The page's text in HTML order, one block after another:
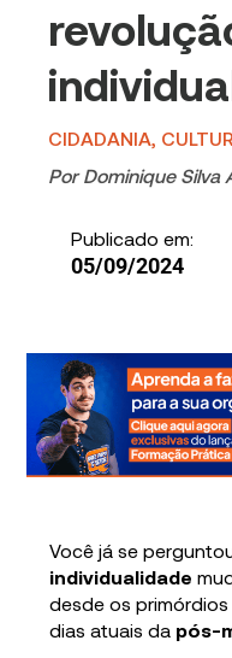
CIDADANIA,
Por Dominique Silva
Publicado em:
05/09/2024
Você já se
individualidade
desde os
dias atuais da pós-